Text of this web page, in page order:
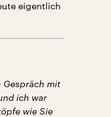
eigentlich
Gespräch mit
ich war
wie Sie